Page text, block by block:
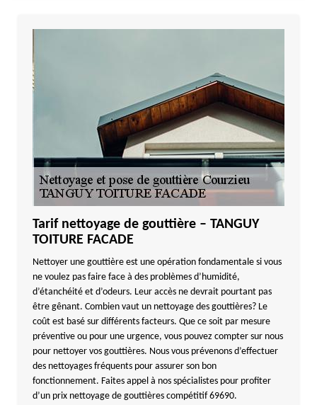
Tarif nettoyage de gouttière – TANGUY
TOITURE FACADE
Nettoyer une gouttière est une opération fondamentale si vous
ne voulez pas faire face à des problèmes d’humidité,
d’étanchéité et d’odeurs. Leur accès ne devrait pourtant pas
être gênant. Combien vaut un nettoyage des gouttières? Le
coût est basé sur différents facteurs. Que ce soit par mesure
préventive ou pour une urgence, vous pouvez compter sur nous
pour nettoyer vos gouttières. Nous vous prévenons d’effectuer
des nettoyages fréquents pour assurer son bon
fonctionnement. Faites appel à nos spécialistes pour profiter
d’un prix nettoyage de gouttières compétitif 69690.